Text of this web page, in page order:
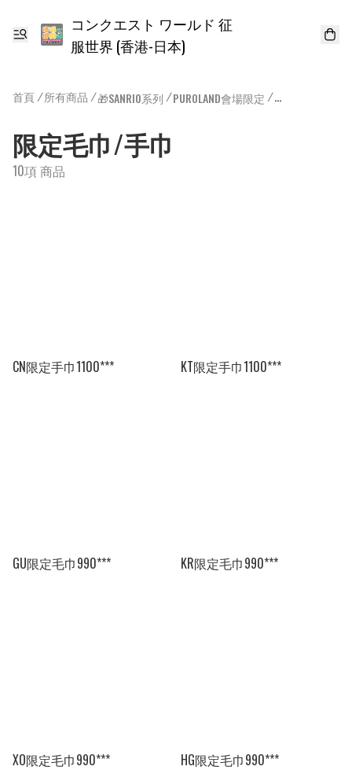
コンクエスト ワールド 征
服世界 (香港-日本)
首頁/所有商品 /🎁SANRIO系列 /PUROLAND會場限定 /限定毛巾/手巾
限定毛巾/手巾
10項 商品
CN限定手巾1100*** KT限定手巾1100***
GU限定毛巾990*** KR限定毛巾990***
XO限定毛巾990*** HG限定毛巾990***